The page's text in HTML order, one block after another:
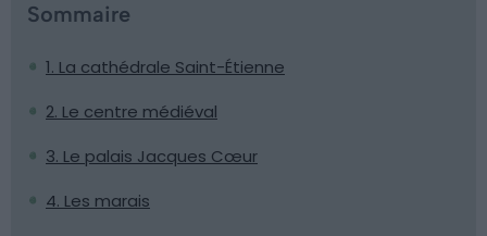
Sommaire
1. La cathédrale Saint-Étienne
2. Le centre médiéval
3. Le palais Jacques Cœur
4. Les marais